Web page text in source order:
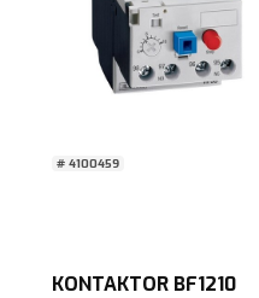
# 4100459
KONTAKTOR BF1210